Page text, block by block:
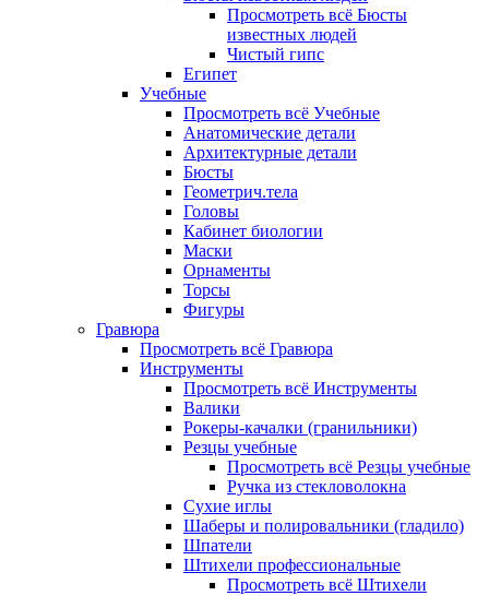
Просмотреть всё Бюсты
известных людей
Чистый гипс
Египет
Учебные
Просмотреть всё Учебные
Анатомические детали
Архитектурные детали
Бюсты
Геометрич.тела
Головы
Кабинет биологии
Маски
Орнаменты
Торсы
Фигуры
Гравюра
Просмотреть всё Гравюра
Инструменты
Просмотреть всё Инструменты
Валики
Рокеры-качалки (гранильники)
Резцы учебные
Просмотреть всё Резцы учебные
Ручка из стекловолокна
Сухие иглы
Шаберы и полировальники (гладило)
Шпатели
Штихели профессиональные
Просмотреть всё Штихели